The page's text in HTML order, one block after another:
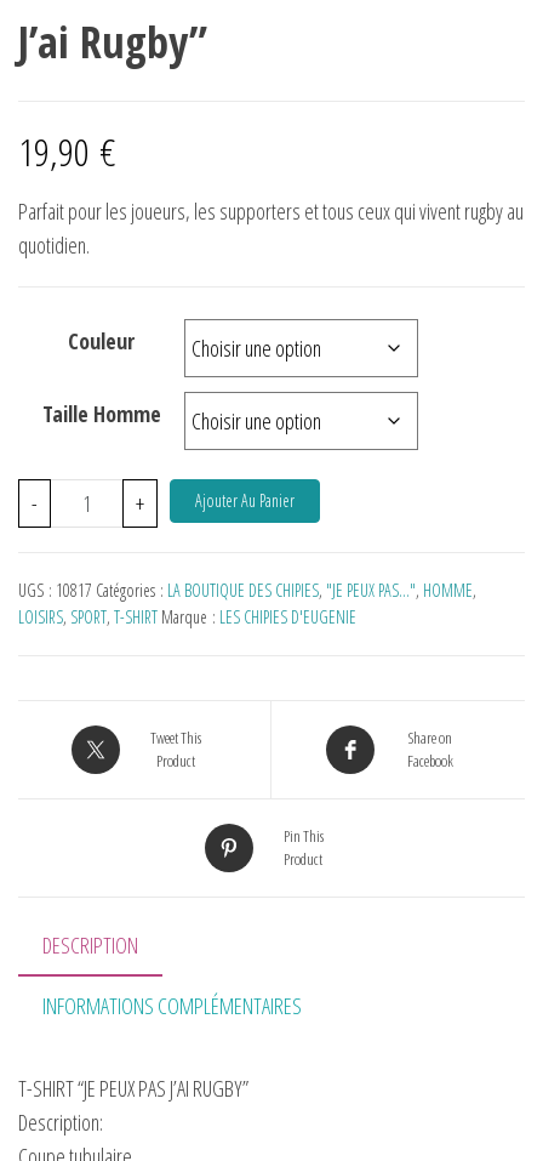
J’ai Rugby”
19,90 €
Parfait pour les joueurs, les supporters et tous ceux qui vivent rugby au
quotidien.
Couleur
Taille Homme
- + Ajouter Au Panier
UGS : 10817 Catégories : LA BOUTIQUE DES CHIPIES, "JE PEUX PAS…", HOMME,
LOISIRS, SPORT, T-SHIRT Marque : LES CHIPIES D'EUGENIE
Tweet This
Product
Share on
Facebook
Pin This
Product
DESCRIPTION
INFORMATIONS COMPLÉMENTAIRES
T-SHIRT “JE PEUX PAS J’AI RUGBY”
Description: